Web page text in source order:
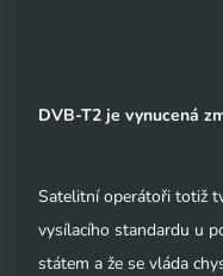
DVB-T2 je vynucená
Satelitní operátoři totiž
vysílacího standardu u
státem a že se vláda